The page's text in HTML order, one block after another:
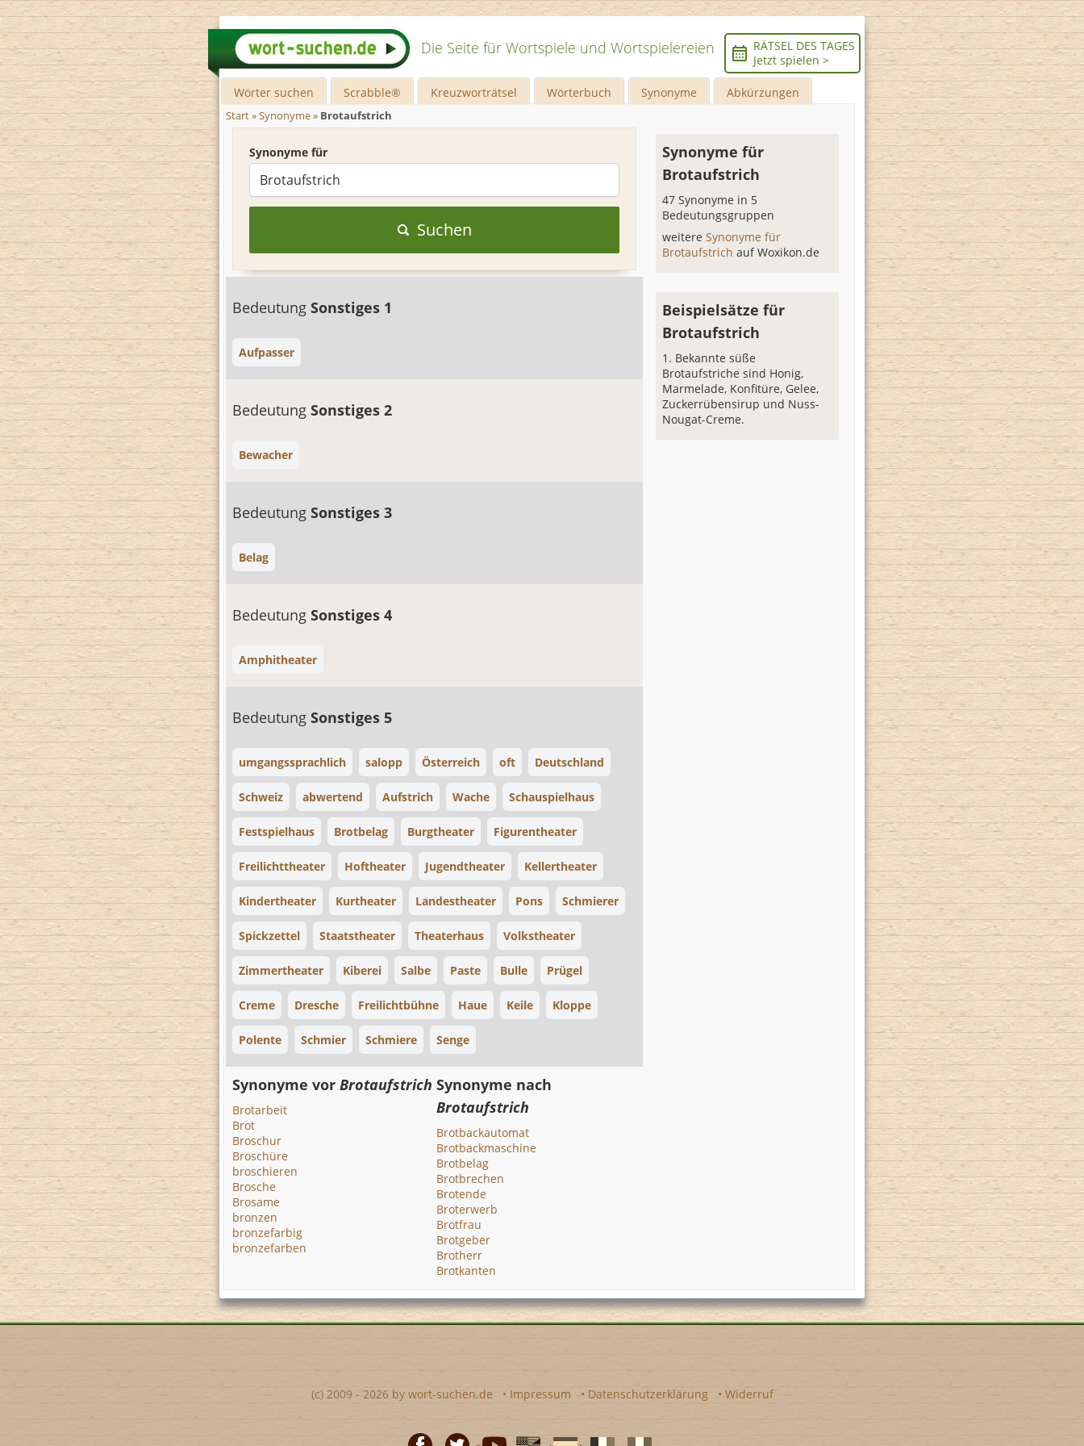
Die Seite für Wortspiele und Wortspielereien
RÄTSEL DES TAGES
Jetzt spielen >
Wörter suchen Scrabble® Kreuzworträtsel Wörterbuch Synonyme Abkürzungen
Start»Synonyme» Brotaufstrich
Synonyme für
Suchen
Bedeutung Sonstiges 1
Aufpasser
Bedeutung Sonstiges 2
Bewacher
Bedeutung Sonstiges 3
Belag
Bedeutung Sonstiges 4
Amphitheater
Bedeutung Sonstiges 5
umgangssprachlich salopp Österreich oft Deutschland
Schweiz abwertend Aufstrich Wache Schauspielhaus
Festspielhaus Brotbelag Burgtheater Figurentheater
Freilichttheater Hoftheater Jugendtheater Kellertheater
Kindertheater Kurtheater Landestheater Pons Schmierer
Spickzettel Staatstheater Theaterhaus Volkstheater
Zimmertheater Kiberei Salbe Paste Bulle Prügel
Creme Dresche Freilichtbühne Haue Keile Kloppe
Polente Schmier Schmiere Senge
Synonyme für
Brotaufstrich
47 Synonyme in 5
Bedeutungsgruppen
weitereSynonyme für
Brotaufstrichauf Woxikon.de
Beispielsätze für
Brotaufstrich
Bekannte süße
Brotaufstriche sind Honig,
Marmelade, Konfitüre, Gelee,
Zuckerrübensirup und Nuss-
Nougat-Creme.
Synonyme vor Brotaufstrich
Brotarbeit
Brot
Broschur
Broschüre
broschieren
Brosche
Brosame
bronzen
bronzefarbig
bronzefarben
Synonyme nach
Brotaufstrich
Brotbackautomat
Brotbackmaschine
Brotbelag
Brotbrechen
Brotende
Broterwerb
Brotfrau
Brotgeber
Brotherr
Brotkanten
(c) 2009 - 2026 by wort-suchen.de • Impressum • Datenschutzerklärung • Widerruf